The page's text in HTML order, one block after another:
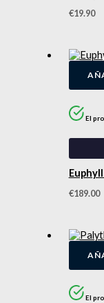
€19.90
El
€189.00
El